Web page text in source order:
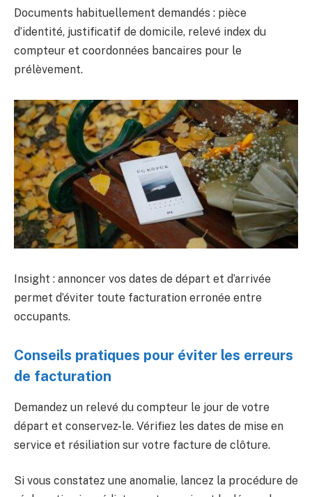
Documents habituellement demandés : pièce
d’identité, justificatif de domicile, relevé index du
compteur et coordonnées bancaires pour le
prélèvement.
Insight : annoncer vos dates de départ et d’arrivée
permet d’éviter toute facturation erronée entre
occupants.
Conseils pratiques pour éviter les erreurs
de facturation
Demandez un relevé du compteur le jour de votre
départ et conservez-le. Vérifiez les dates de mise en
service et résiliation sur votre facture de clôture.
Si vous constatez une anomalie, lancez la procédure de